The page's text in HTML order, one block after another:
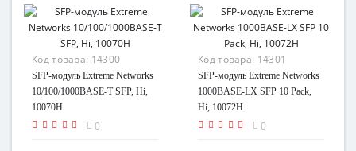
Код товара: 14300
SFP-модуль Extreme Networks
10/100/1000BASE-T SFP, Hi,
10070H
0
Код товара: 14301
SFP-модуль Extreme Networks
1000BASE-LX SFP 10 Pack,
Hi, 10072H
0